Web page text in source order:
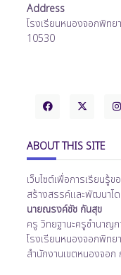
Address
โรงเรียนหนองจอกพิท
10530
ABOUT THIS SITE
เว็บไซต์เพื่อการเรียนรู้
สร้างสรรค์และพัฒนาโ
นายณรงค์ชัช กันสุข
ครู วิทยฐานะครูชำนาญ
โรงเรียนหนองจอกพิท
สำนักงานเขตหนองจอก